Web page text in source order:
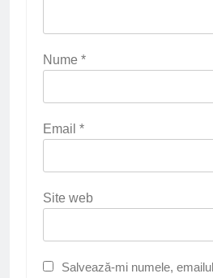
Nume *
Email *
Site web
Salvează-mi numele,